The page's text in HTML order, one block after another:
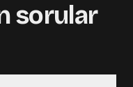
sorular